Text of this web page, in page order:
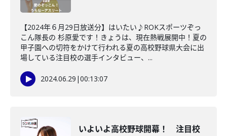
【2024年６月29日放送分】はいたい♪ROKスポーツぞっ
こん隊長の 杉原愛です！きょうは、現在熱戦展開中！夏の
甲子園への切符をかけて行われる夏の高校野球県大会に出
場している注目校の選手インタビュー、...
2024.06.29 |00:13:07
いよいよ高校野球開幕！ 注目校